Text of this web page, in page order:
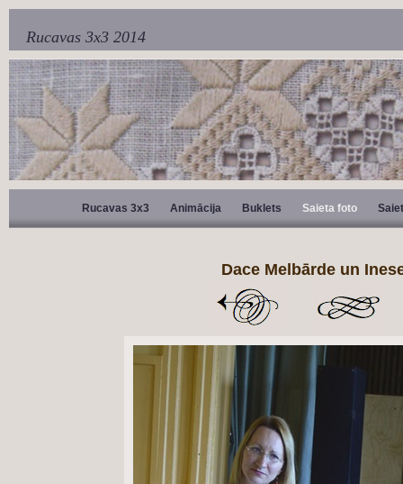
Rucavas 3x3 2014
Rucavas 3x3 Animācija Buklets Saieta foto
Dace Melbārde un